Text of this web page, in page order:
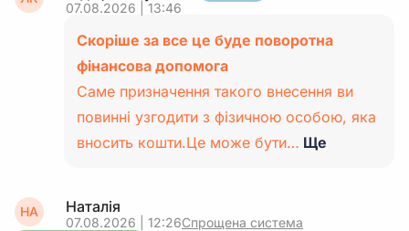
07.08.2026 | 13:46
Скоріше за все це буде поворотна
фінансова допомога
Саме призначення такого внесення ви
повинні узгодити з фізичною особою, яка
вносить кошти.Це може бути… Ще
НА Наталія
07.08.2026 | 12:26Спрощена система